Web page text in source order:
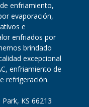
enfriamiento,
evaporación,
e
enfriados por
brindado
excepcional
enfriamiento de
refrigeración.
KS 66213